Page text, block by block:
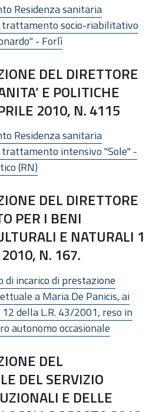
Residenza sanitaria
trattamento socio-riabilitativo
- Forlì
DEL DIRETTORE
E POLITICHE
2010, N. 4115
Residenza sanitaria
trattamento intensivo "Sole" -
(RN)
DEL DIRETTORE
PER I BENI
E NATURALI 1
N. 167.
di incarico di prestazione
a Maria De Panicis, ai
della L.R. 43/2001, reso in
autonomo occasionale
DEL
DEL SERVIZIO
E DELLE